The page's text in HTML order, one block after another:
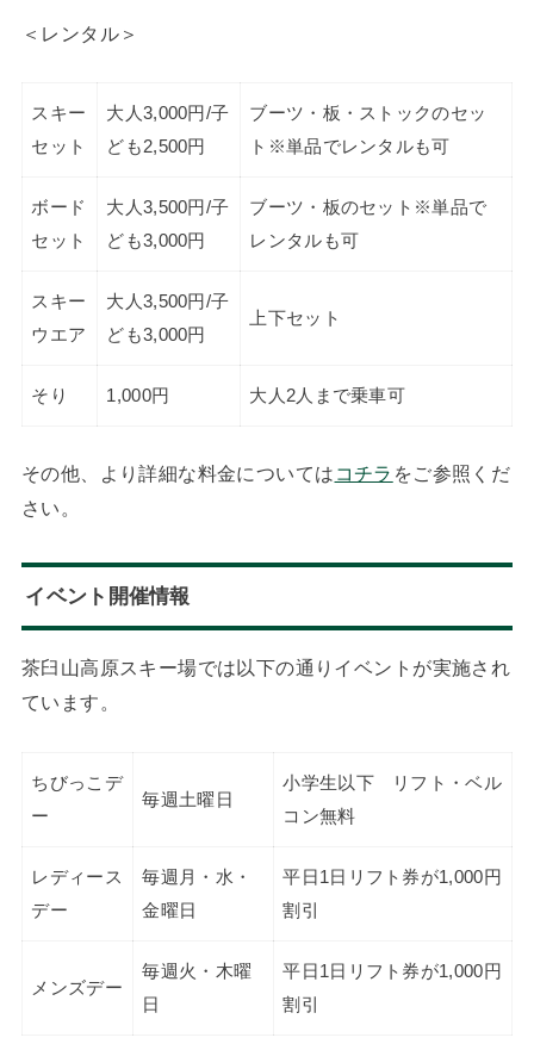
＜レンタル＞
スキー
セット
大人3,000円/子
ども2,500円
ブーツ・板・ストックのセッ
ト※単品でレンタルも可
ボード
セット
大人3,500円/子
ども3,000円
ブーツ・板のセット※単品で
レンタルも可
スキー
ウエア
大人3,500円/子
ども3,000円
上下セット
そり 1,000円 大人2人まで乗車可
その他、より詳細な料金については コチラ をご参照くだ
さい。
イベント開催情報
茶臼山高原スキー場では以下の通りイベントが実施され
ています。
ちびっこデ
ー
毎週土曜日
小学生以下 リフト・ベル
コン無料
レディース
デー
毎週月・水・
金曜日
平日1日リフト券が1,000円
割引
メンズデー
毎週火・木曜
日
平日1日リフト券が1,000円
割引